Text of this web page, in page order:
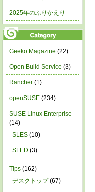
2025年のふりかえり
Geeko Magazine (22)
Open Build Service (3)
Rancher (1)
openSUSE (234)
SUSE Linux Enterprise
(14)
SLES (10)
SLED (3)
Tips (162)
デスクトップ(67)